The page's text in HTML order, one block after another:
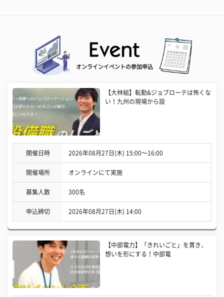
オンラインイベントの参加申込
【大林組】転勤&ジョブローテは怖くな
い！九州の現場から設
開催日時 2026年08月27日(木) 15:00〜16:00
開催場所 オンラインにて実施
募集人数 300名
申込締切 2026年08月27日(木) 14:00
【中部電力】「きれいごと」を貫き、
想いを形にする！中部電